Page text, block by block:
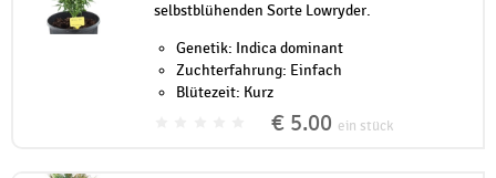
selbstblühenden Sorte Lowryder.
Genetik: Indica dominant
Zuchterfahrung: Einfach
Blütezeit: Kurz
€ 5.00 ein stück